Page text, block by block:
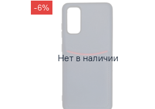
Нет в наличии
-6%